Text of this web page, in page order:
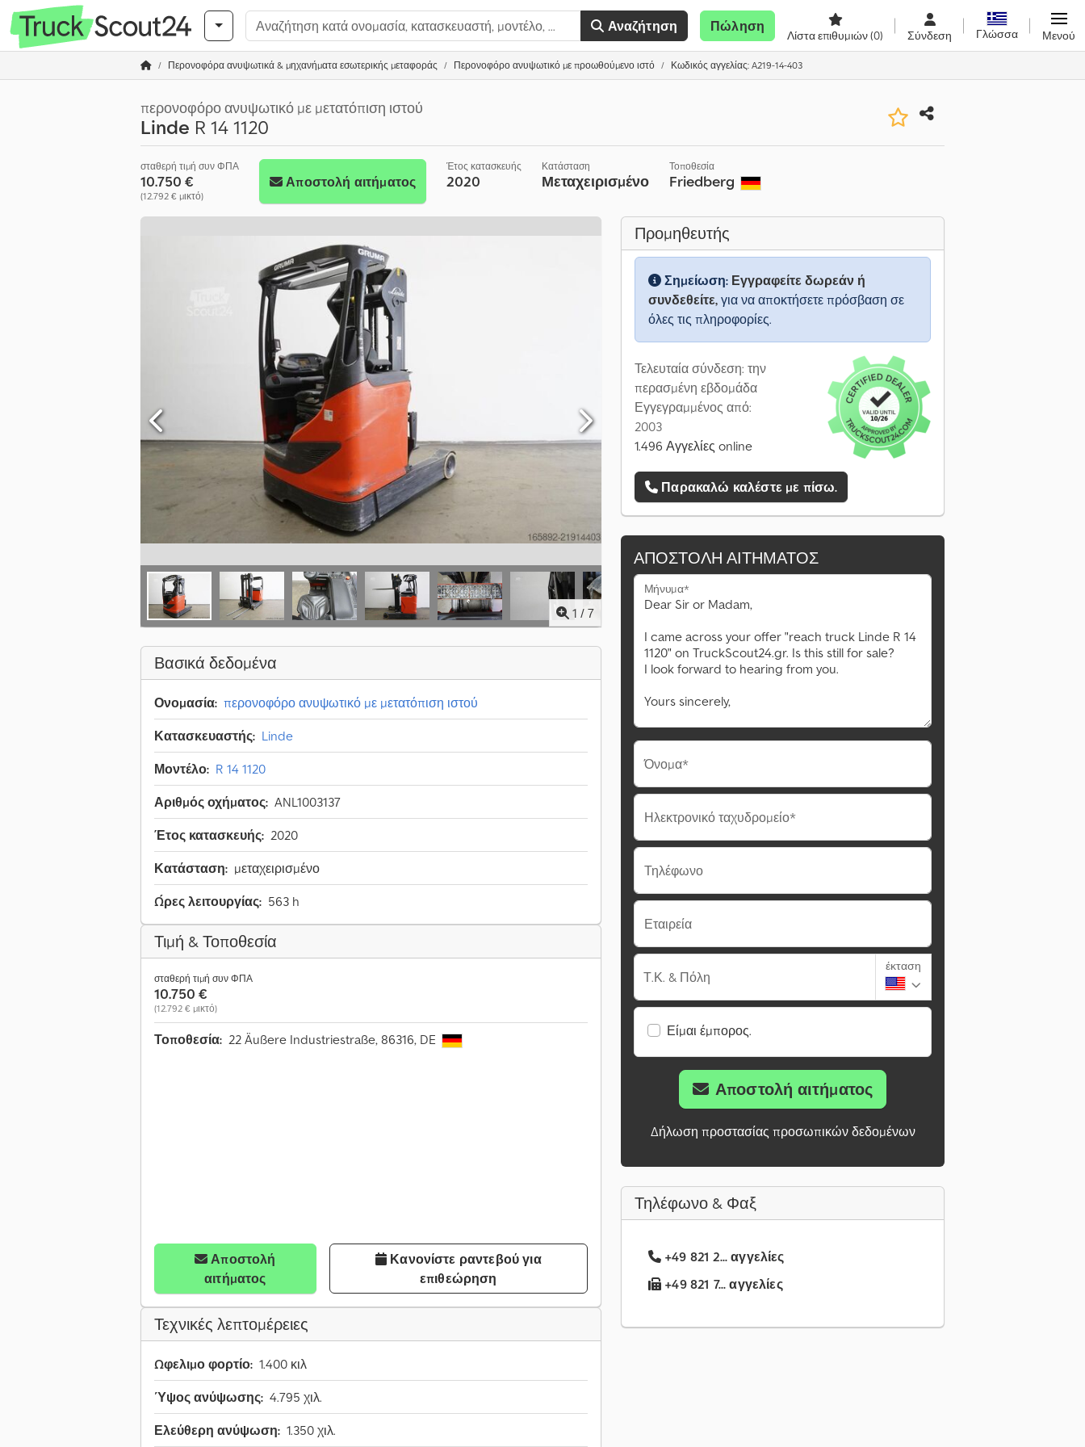
Αναζήτηση Πώληση
Λίστα επιθυμιών(0) Σύνδεση Γλώσσα Μενού
Περονοφόρα ανυψωτικά & μηχανήματα εσωτερικής μεταφοράς Περονοφόρο ανυψωτικό με προωθούμενο ιστό Κωδικός αγγελίας: A219-14-403
περονοφόρο ανυψωτικό με μετατόπιση ιστού
Linde R 14 1120
σταθερή τιμή συν ΦΠΑ
10.750 €
(12.792 € μικτό)
Αποστολή αιτήματος
Έτος κατασκευής
2020
Κατάσταση
Μεταχειρισμένο
Τοποθεσία
Friedberg
1 / 7
Βασικά δεδομένα
Ονομασία: περονοφόρο ανυψωτικό με μετατόπιση ιστού
Κατασκευαστής: Linde
Μοντέλο: R 14 1120
Αριθμός οχήματος: ANL1003137
Έτος κατασκευής: 2020
Κατάσταση: μεταχειρισμένο
Ώρες λειτουργίας: 563 h
Τιμή & Τοποθεσία
σταθερή τιμή συν ΦΠΑ
10.750 €
(12.792 € μικτό)
Τοποθεσία: 22 Äußere Industriestraße, 86316, DE
Αποστολή
αιτήματος
επιθεώρηση
Τεχνικές λεπτομέρειες
Ωφελιμο φορτίο: 1.400 κιλ
Ύψος ανύψωσης: 4.795 χιλ.
Ελεύθερη ανύψωση: 1.350 χιλ.
Προμηθευτής
Σημείωση: Εγγραφείτε δωρεάν ή
συνδεθείτε, για να αποκτήσετε πρόσβαση σε
όλες τις πληροφορίες.
Τελευταία σύνδεση: την
περασμένη εβδομάδα
Εγγεγραμμένος από:
2003
1.496 Αγγελίες online
Παρακαλώ καλέστε με πίσω.
ΑΠΟΣΤΟΛΉ ΑΙΤΉΜΑΤΟΣ
Μήνυμα*
Όνομα*
Ηλεκτρονικό ταχυδρομείο*
Τηλέφωνο
Εταιρεία
Τ.Κ. & Πόλη
έκταση
Είμαι έμπορος.
Αποστολή αιτήματος
Δήλωση προστασίας προσωπικών δεδομένων
Τηλέφωνο & Φαξ
+49 821 2... αγγελίες
+49 821 7... αγγελίες